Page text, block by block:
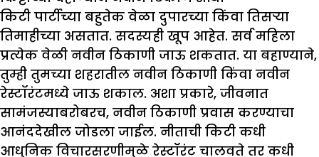
किटी पार्टीच्या बहुतेक वेळा दुपारच्या किंवा तिसऱ्या
तिमाहीच्या असतात. सदस्यही खूप आहेत. सर्व महिला
प्रत्येक वेळी नवीन ठिकाणी जाऊ शकतात. या बहाण्याने,
तुम्ही तुमच्या शहरातील नवीन ठिकाणी किंवा नवीन
रेस्टॉरंटमध्ये जाऊ शकाल. अशा प्रकारे, जीवनात
सामंजस्याबरोबरच, नवीन ठिकाणी प्रवास करण्याचा
आनंददेखील जोडला जाईल. नीताची किटी कधी
आधुनिक विचारसरणीमुळे रेस्टॉरंट चालवते तर कधी